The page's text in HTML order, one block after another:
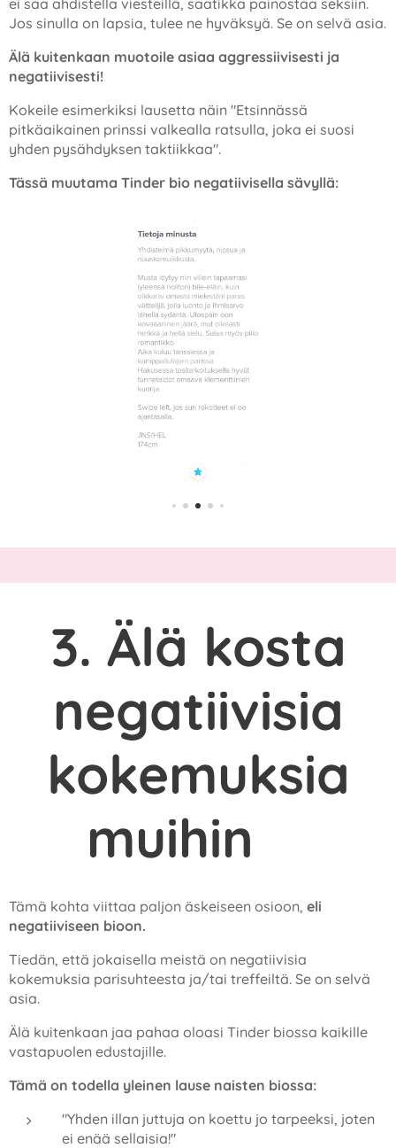
ei saa ahdistella viesteillä, saatikka painostaa seksiin.
Jos sinulla on lapsia, tulee ne hyväksyä. Se on selvä asia.
Älä kuitenkaan muotoile asiaa aggressiivisesti ja
negatiivisesti!
Kokeile esimerkiksi lausetta näin "Etsinnässä
pitkäaikainen prinssi valkealla ratsulla, joka ei suosi
yhden pysähdyksen taktiikkaa".
Tässä muutama Tinder bio negatiivisella sävyllä:
3. Älä kosta
negatiivisia
kokemuksia
muihin
Tämä kohta viittaa paljon äskeiseen osioon, eli
negatiiviseen bioon.
Tiedän, että jokaisella meistä on negatiivisia
kokemuksia parisuhteesta ja/tai treffeiltä. Se on selvä
asia.
Älä kuitenkaan jaa pahaa oloasi Tinder biossa kaikille
vastapuolen edustajille.
Tämä on todella yleinen lause naisten biossa:
"Yhden illan juttuja on koettu jo tarpeeksi, joten
ei enää sellaisia!"